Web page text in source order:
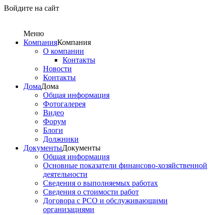
Войдите на сайт
Меню
КомпанияКомпания
О компании
Контакты
Новости
Контакты
ДомаДома
Общая информация
Фотогалерея
Видео
Форум
Блоги
Должники
ДокументыДокументы
Общая информация
Основные показатели финансово-хозяйственной
деятельности
Сведения о выполняемых работах
Сведения о стоимости работ
Договора с РСО и обслуживающими
организациями